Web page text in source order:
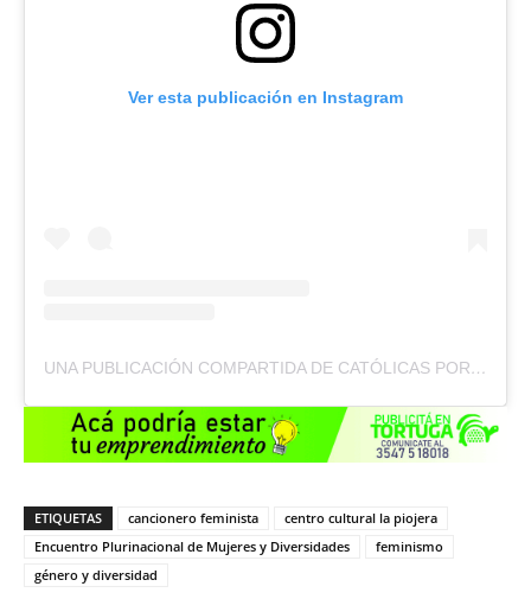
Ver esta publicación en Instagram
UNA PUBLICACIÓN COMPARTIDA DE CATÓLICAS POR EL DERECHO A DECIDIR | FE Y FEMINISMO 💜 (@CDD.ARGENTINA)
ETIQUETAS cancionero feminista
centro cultural la piojera
Encuentro Plurinacional de Mujeres y Diversidades
feminismo
género y diversidad